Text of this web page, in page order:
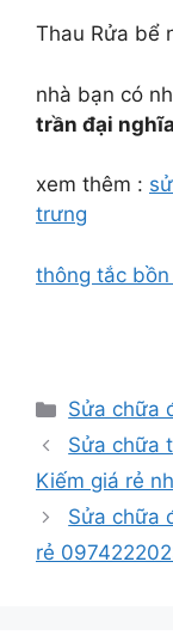
Thau Rửa bể
nhà bạn có
trần đại nghĩa
xem thêm :
trưng
thông tắc
Danh
mục
Sửa chữa
Sửa chữa
Kiếm giá rẻ
Sửa chữa
rẻ